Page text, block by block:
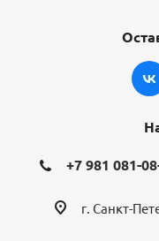
+7 981 081-
г. Санкт-